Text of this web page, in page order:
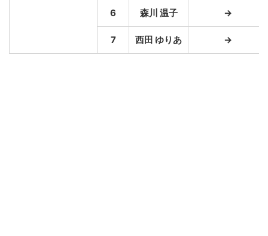
6 森川 温子 →
7 西田 ゆりあ →